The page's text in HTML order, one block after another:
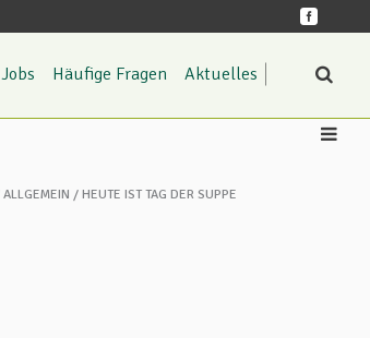
Jobs Häufige Fragen Aktuelles
ALLGEMEIN HEUTE IST TAG DER SUPPE